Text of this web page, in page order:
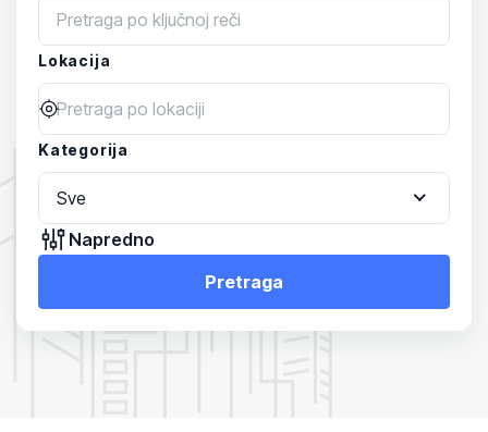
Lokacija
Kategorija
Sve
Napredno
Pretraga